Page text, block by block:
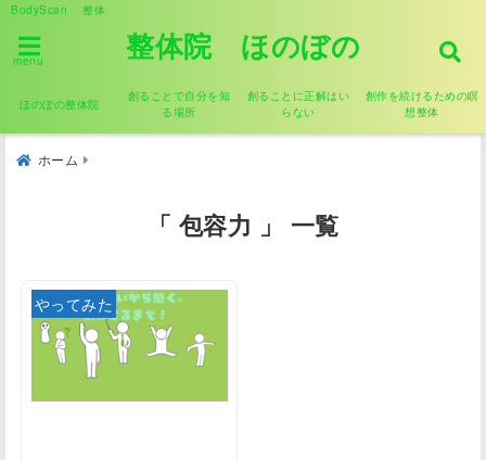
BodyScan 整体
menu 整体院 ほのぼの
ほのぼの整体院
創ることで自分を知
る場所
創ることに正解はい
らない
創作を続けるための瞑
想整体
ホーム
「 包容力 」 一覧
やってみた